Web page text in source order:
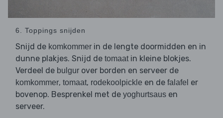
6. Toppings snijden
Snijd de komkommer in de lengte doormidden en in
dunne plakjes. Snijd de tomaatin kleine blokjes.
Verdeel de bulgur over borden en serveer de
komkommer, tomaat, rodekoolpickle en de falafel er
bovenop. Besprenkel met de yoghurtsaus en
serveer.